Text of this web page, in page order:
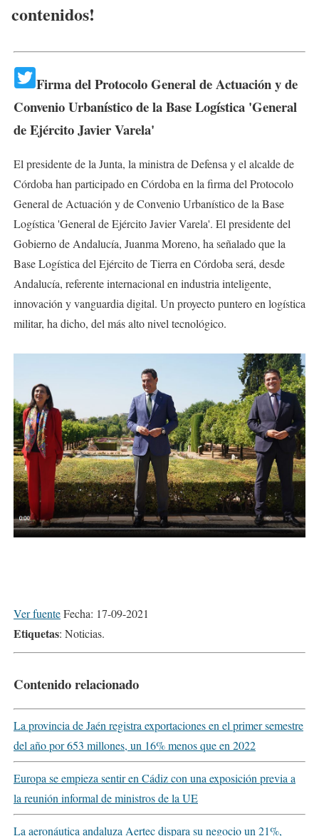
contenidos!
Firma del Protocolo General de Actuación y de
Convenio Urbanístico de la Base Logística 'General
de Ejército Javier Varela'
El presidente de la Junta, la ministra de Defensa y el alcalde de
Córdoba han participado en Córdoba en la firma del Protocolo
General de Actuación y de Convenio Urbanístico de la Base
Logística 'General de Ejército Javier Varela'. El presidente del
Gobierno de Andalucía, Juanma Moreno, ha señalado que la
Base Logística del Ejército de Tierra en Córdoba será, desde
Andalucía, referente internacional en industria inteligente,
innovación y vanguardia digital. Un proyecto puntero en logística
militar, ha dicho, del más alto nivel tecnológico.
Ver fuenteFecha: 17-09-2021
Etiquetas: Noticias.
Contenido relacionado
La provincia de Jaén registra exportaciones en el primer semestre
del año por 653 millones, un 16% menos que en 2022
Europa se empieza sentir en Cádiz con una exposición previa a
la reunión informal de ministros de la UE
La aeronáutica andaluza Aertec dispara su negocio un 21%,